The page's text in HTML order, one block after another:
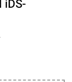
iDS-